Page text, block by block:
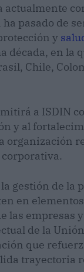
pasado de
y
en la
Chile,
a ISDIN
y al
organización
gestión de la
en
empresas
de la
que
trayectoria